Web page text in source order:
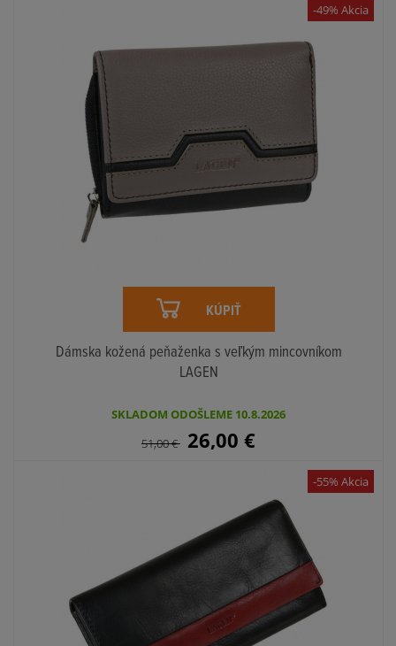
KÚPIŤ
Dámska kožená peňaženka s veľkým mincovníkom
LAGEN
SKLADOM ODOŠLEME 10.8.2026
51,00€ 26,00 €
-49% Akcia
-55% Akcia